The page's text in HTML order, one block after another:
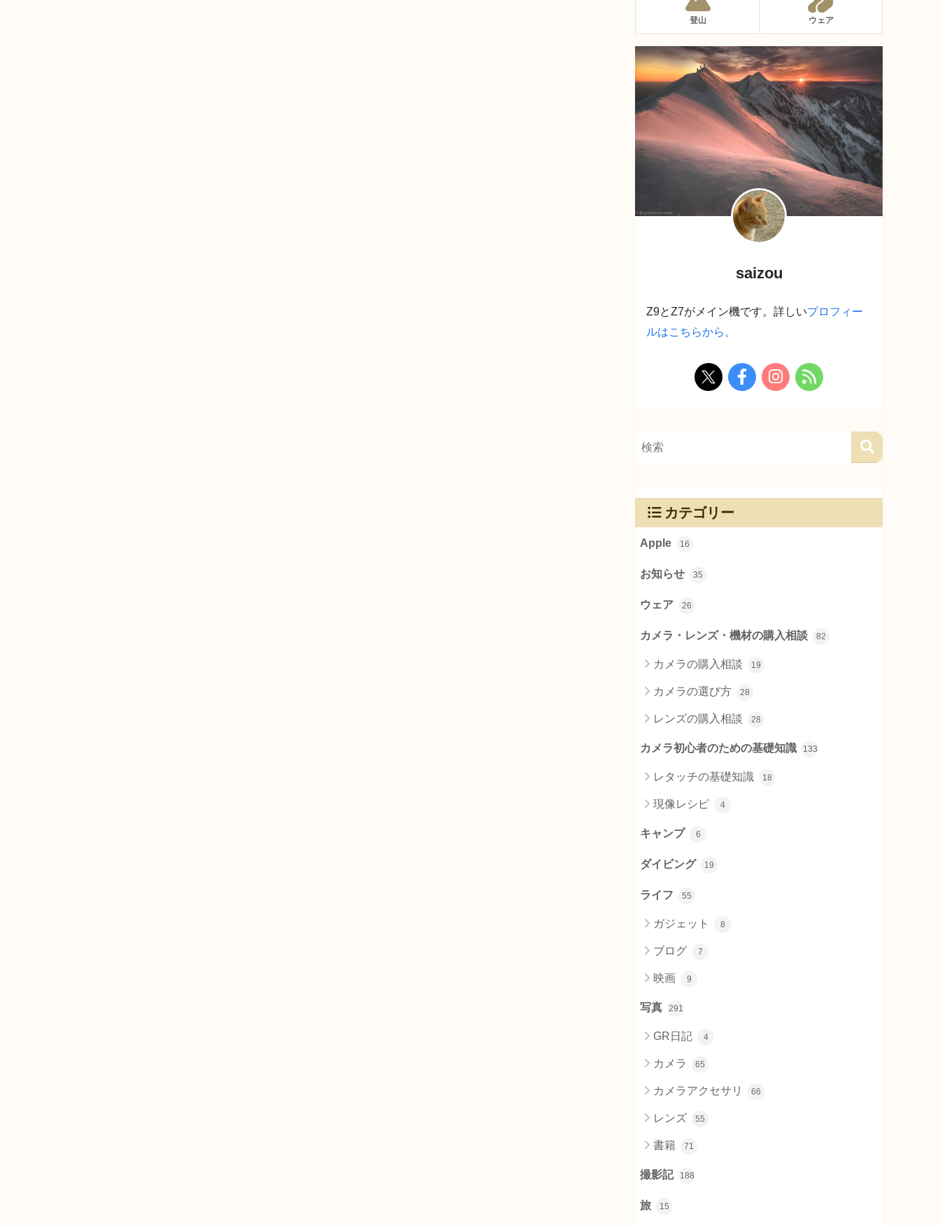
登山 ウェア
saizou
Z9とZ7がメイン機です。詳しいプロフィー
ルはこちらから。
カテゴリー
Apple 16
お知らせ 35
ウェア 26
カメラ・レンズ・機材の購入相談 82
カメラの購入相談 19
カメラの選び方 28
レンズの購入相談 28
カメラ初心者のための基礎知識 133
レタッチの基礎知識 18
現像レシピ 4
キャンプ 6
ダイビング 19
ライフ 55
ガジェット 8
ブログ 7
映画 9
写真 291
GR日記 4
カメラ 65
カメラアクセサリ 66
レンズ 55
書籍 71
撮影記 188
旅 15